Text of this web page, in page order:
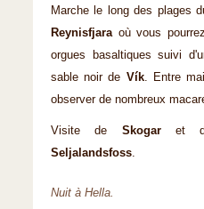
Marche le long des plages
Reynisfjaraoù vous
orgues basaltiques suivi
sable noir de Vík. Entre
observer de nombreux
Visite de Skogaret
Seljalandsfoss.
Nuit à Hella.